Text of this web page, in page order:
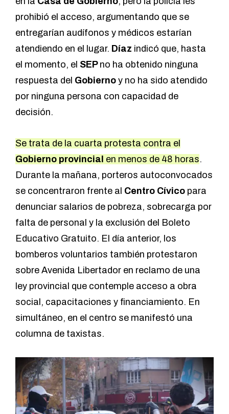
prohibió el acceso, argumentando que se
entregarían audífonos y médicos estarían
atendiendo en el lugar. Díaz indicó que, hasta
el momento, el SEP no ha obtenido ninguna
respuesta del Gobierno y no ha sido atendido
por ninguna persona con capacidad de
decisión.
Se trata de la cuarta protesta contra el
Gobierno provincial en menos de 48 horas.
Durante la mañana, porteros autoconvocados
se concentraron frente al Centro Cívico para
denunciar salarios de pobreza, sobrecarga por
falta de personal y la exclusión del Boleto
Educativo Gratuito. El día anterior, los
bomberos voluntarios también protestaron
sobre Avenida Libertador en reclamo de una
ley provincial que contemple acceso a obra
social, capacitaciones y financiamiento. En
simultáneo, en el centro se manifestó una
columna de taxistas.